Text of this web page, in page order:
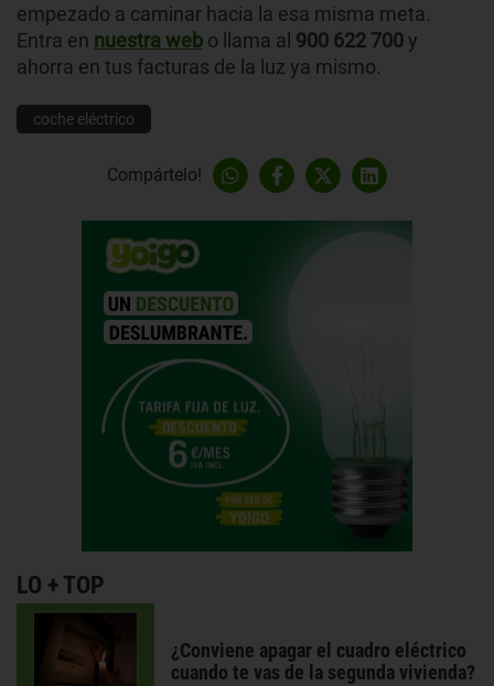
empezado a caminar hacia la esa misma meta.
Entra en nuestra web o llama al 900 622 700y
ahorra en tus facturas de la luz ya mismo.
coche eléctrico
Compártelo!
LO + TOP
¿Conviene apagar el cuadro eléctrico
cuando te vas de la segunda vivienda?